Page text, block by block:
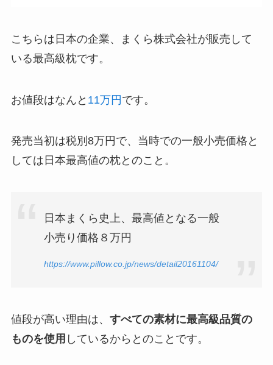
こちらは日本の企業、まくら株式会社が販売して
いる最高級枕です。
お値段はなんと 11万円です。
発売当初は税別8万円で、当時での一般小売価格と
しては日本最高値の枕とのこと。
日本まくら史上、最高値となる一般
小売り価格８万円
https://www.pillow.co.jp/news/detail20161104/
値段が高い理由は、 すべての素材に最高級品質の
ものを使用 しているからとのことです。